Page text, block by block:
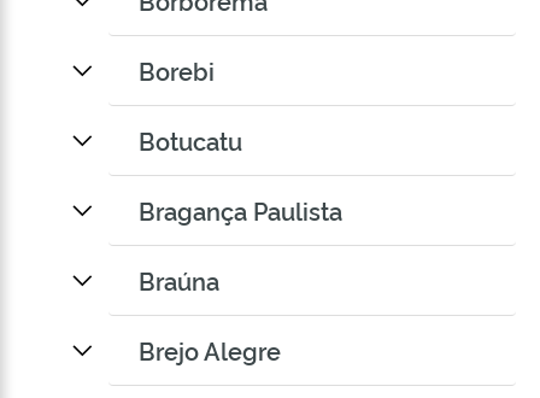
Borebi
Botucatu
Bragança Paulista
Braúna
Brejo Alegre